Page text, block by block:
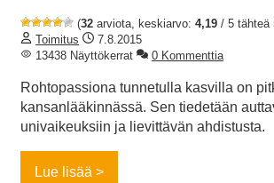
(32 arviota, keskiarvo: 4,19 / 5 tähteä
Toimitus
7.8.2015
13438 Näyttökerrat
0 Kommenttia
Rohtopassiona tunnetulla kasvilla on
kansanlääkinnässä. Sen tiedetään
univaikeuksiin ja lievittävän ahdistusta.
Lue lisää